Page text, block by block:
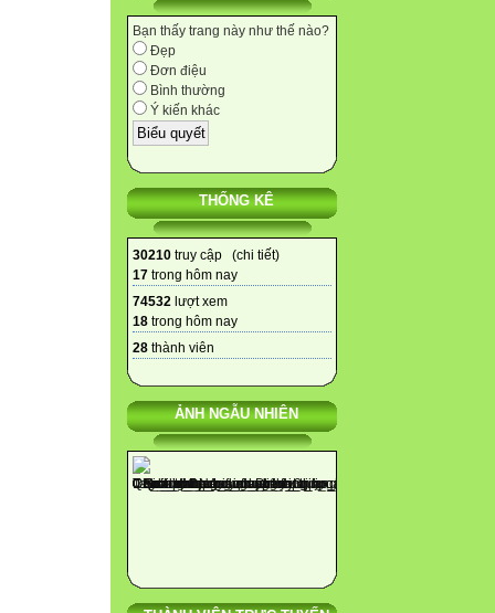
Bạn thấy trang này như thế nào?
Đẹp
Đơn điệu
Bình thường
Ý kiến khác
THỐNG KÊ
30210 truy cập (chi tiết)
17 trong hôm nay
74532 lượt xem
18 trong hôm nay
28 thành viên
ẢNH NGẪU NHIÊN